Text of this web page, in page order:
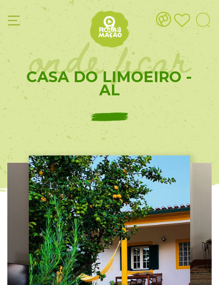
onde ficar
CASA DO LIMOEIRO -
AL